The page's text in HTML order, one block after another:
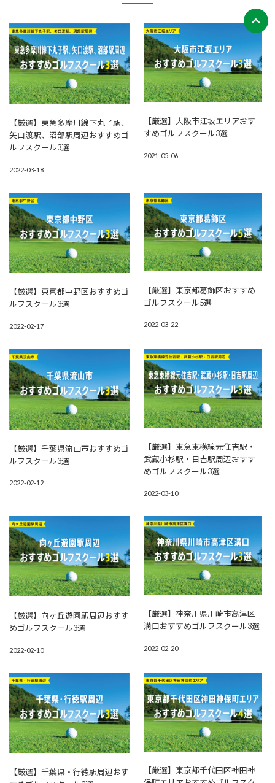
【厳選】東急多摩川線下丸子駅、
矢口渡駅、沼部駅周辺おすすめゴ
ルフスクール3選
2022-03-18
【厳選】大阪市江坂エリアおす
すめゴルフスクール3選
2021-05-06
【厳選】東京都中野区おすすめゴ
ルフスクール3選
2022-02-17
【厳選】東京都葛飾区おすすめ
ゴルフスクール5選
2022-03-22
【厳選】千葉県流山市おすすめゴ
ルフスクール3選
2022-02-12
【厳選】東急東横線元住吉駅・
武蔵小杉駅・日吉駅周辺おすす
めゴルフスクール3選
2022-03-10
【厳選】向ヶ丘遊園駅周辺おすす
めゴルフスクール3選
2022-02-10
【厳選】神奈川県川崎市高津区
溝口おすすめゴルフスクール3選
2022-02-20
【厳選】千葉県・行徳駅周辺おす
【厳選】東京都千代田区神田神